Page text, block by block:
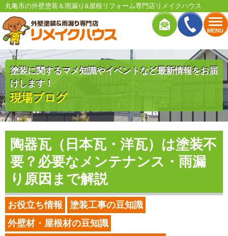
MENU
丸亀市の外壁塗装＆雨漏り&屋根リフォーム専門店リメイクハウス
塗装に関するマメ知識やイベントなど最新情報をお届
けします！
現場ブログ
陶器瓦（日本瓦・洋瓦）は塗装不
要？必要なメンテナンス・雨漏
り原因まで解説
お役立ち情報
塗装工事の豆知識
外壁材・屋根材の豆知識